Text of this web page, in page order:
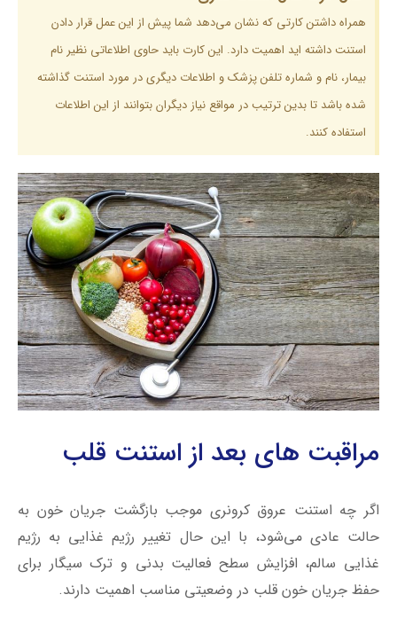
مراقبت های بعد از استنت قلب
اگر چه استنت عروق کرونری موجب بازگشت جریان خون به
حالت عادی می‌شود، با این حال تغییر رژیم غذایی به رژیم
غذایی سالم، افزایش سطح فعالیت بدنی و ترک سیگار برای
بازگشت به محیط کاری
افراد چند روز پس از آنژیوپلاستی و گذاشتن استنت می‌توانند به
محیط کار عادی خود باز گردند. با این حال، بهتر است برای
بازگشت به محیط کاری عجله نکنید، در این رابطه با پزشک خود
مشورت کنید و تصمیم درستی برای بدن خود اتخاذ کنید.